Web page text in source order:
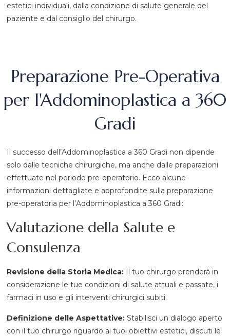
estetici individuali, dalla condizione di salute generale del
paziente e dal consiglio del chirurgo.
Preparazione Pre-Operativa
per l'Addominoplastica a 360
Gradi
Il successo dell’Addominoplastica a 360 Gradi non dipende
solo dalle tecniche chirurgiche, ma anche dalle preparazioni
effettuate nel periodo pre-operatorio. Ecco alcune
informazioni dettagliate e approfondite sulla preparazione
pre-operatoria per l’Addominoplastica a 360 Gradi:
Valutazione della Salute e
Consulenza
Revisione della Storia Medica: Il tuo chirurgo prenderà in
considerazione le tue condizioni di salute attuali e passate, i
farmaci in uso e gli interventi chirurgici subiti.
Definizione delle Aspettative: Stabilisci un dialogo aperto
con il tuo chirurgo riguardo ai tuoi obiettivi estetici, discuti le